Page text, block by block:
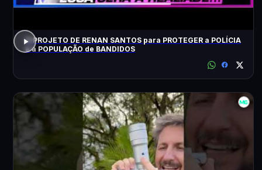
O PROJETO DE RENAN SANTOS para PROTEGER a POLÍCIA
e a POPULAÇÃO de BANDIDOS